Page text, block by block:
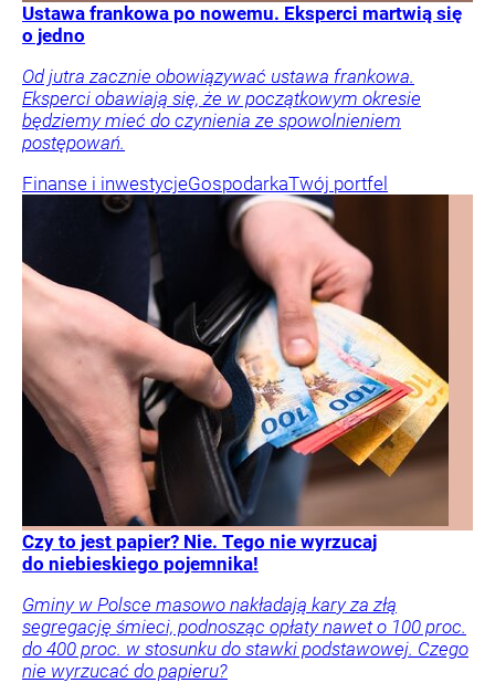
Ustawa frankowa po nowemu. Eksperci martwią się
o jedno
Od jutra zacznie obowiązywać ustawa frankowa.
Eksperci obawiają się, że w początkowym okresie
będziemy mieć do czynienia ze spowolnieniem
postępowań.
Finanse i inwestycjeGospodarkaTwój portfel
Czy to jest papier? Nie. Tego nie wyrzucaj
do niebieskiego pojemnika!
Gminy w Polsce masowo nakładają kary za złą
segregację śmieci, podnosząc opłaty nawet o 100 proc.
do 400 proc. w stosunku do stawki podstawowej. Czego
nie wyrzucać do papieru?